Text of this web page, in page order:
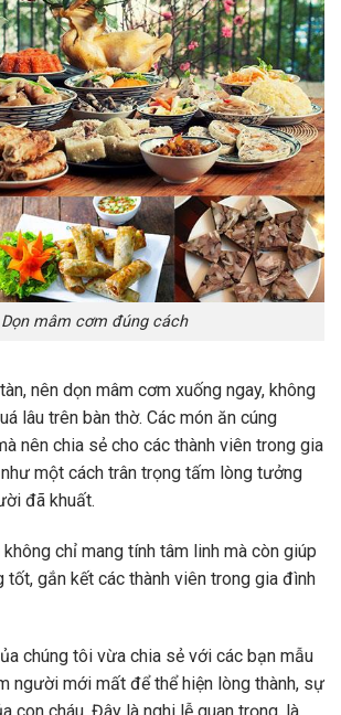
Dọn mâm cơm đúng cách
nên dọn mâm cơm xuống ngay, không
lâu trên bàn thờ. Các món ăn cúng
nên chia sẻ cho các thành viên trong gia
một cách trân trọng tấm lòng tưởng
đã khuất.
chỉ mang tính tâm linh mà còn giúp
tốt, gắn kết các thành viên trong gia đình
chúng tôi vừa chia sẻ với các bạn mẫu
người mới mất để thể hiện lòng thành, sự